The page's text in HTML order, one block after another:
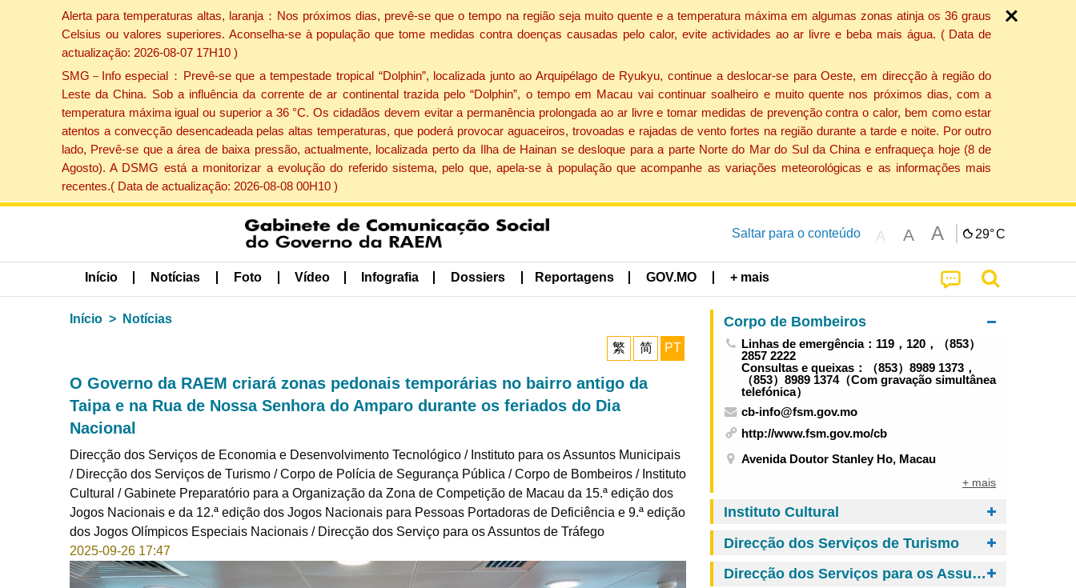
Alerta para temperaturas altas, laranja：Nos próximos dias, prevê-se que o tempo na região seja muito quente e a temperatura máxima em algumas zonas atinja os 36 graus
Celsius ou valores superiores. Aconselha-se à população que tome medidas contra doenças causadas pelo calor, evite actividades ao ar livre e beba mais água. ( Data de
actualização: 2026-08-07 17H10 )
SMG－Info especial：Prevê-se que a tempestade tropical “Dolphin”, localizada junto ao Arquipélago de Ryukyu, continue a deslocar-se para Oeste, em direcção à região do
Leste da China. Sob a influência da corrente de ar continental trazida pelo “Dolphin”, o tempo em Macau vai continuar soalheiro e muito quente nos próximos dias, com a
temperatura máxima igual ou superior a 36 °C. Os cidadãos devem evitar a permanência prolongada ao ar livre e tomar medidas de prevenção contra o calor, bem como estar
atentos a convecção desencadeada pelas altas temperaturas, que poderá provocar aguaceiros, trovoadas e rajadas de vento fortes na região durante a tarde e noite. Por outro
lado, Prevê-se que a área de baixa pressão, actualmente, localizada perto da Ilha de Hainan se desloque para a parte Norte do Mar do Sul da China e enfraqueça hoje (8 de
Agosto). A DSMG está a monitorizar a evolução do referido sistema, pelo que, apela-se à população que acompanhe as variações meteorológicas e as informações mais
recentes.( Data de actualização: 2026-08-08 00H10 )
Saltar para o conteúdo A A A 29°C
Início Notícias Foto Vídeo Infografia Dossiers Reportagens GOV.MO + mais
Início Notícias
繁 简 PT
O Governo da RAEM criará zonas pedonais temporárias no bairro antigo da
Taipa e na Rua de Nossa Senhora do Amparo durante os feriados do Dia
Nacional
Direcção dos Serviços de Economia e Desenvolvimento Tecnológico / Instituto para os Assuntos Municipais
/ Direcção dos Serviços de Turismo / Corpo de Polícia de Segurança Pública / Corpo de Bombeiros / Instituto
Cultural / Gabinete Preparatório para a Organização da Zona de Competição de Macau da 15.ª edição dos
Jogos Nacionais e da 12.ª edição dos Jogos Nacionais para Pessoas Portadoras de Deficiência e 9.ª edição
dos Jogos Olímpicos Especiais Nacionais / Direcção dos Serviço para os Assuntos de Tráfego
2025-09-26 17:47
Corpo de Bombeiros
Linhas de emergência：119，120，（853）
2857 2222
Consultas e queixas：（853）8989 1373，
（853）8989 1374（Com gravação simultânea
telefónica）
cb-info@fsm.gov.mo
http://www.fsm.gov.mo/cb
Avenida Doutor Stanley Ho, Macau
+ mais
Instituto Cultural
Direcção dos Serviços de Turismo
Direcção dos Serviços para os Assuntos de Tráfego